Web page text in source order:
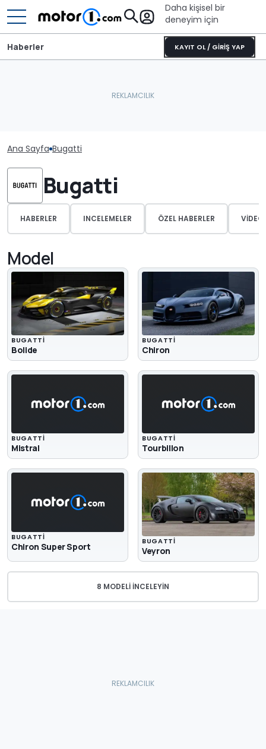
Daha kişisel bir
deneyim için
KAYIT OL / GİRİŞ YAP
Haberler
Ana Sayfa Bugatti
Bugatti
HABERLER INCELEMELER ÖZEL HABERLER
Model
BUGATTI
Bolide
BUGATTI
Chiron
BUGATTI
Mistral
BUGATTI
Tourbillon
BUGATTI
Chiron Super Sport BUGATTI
Veyron
8 MODELI İNCELEYIN